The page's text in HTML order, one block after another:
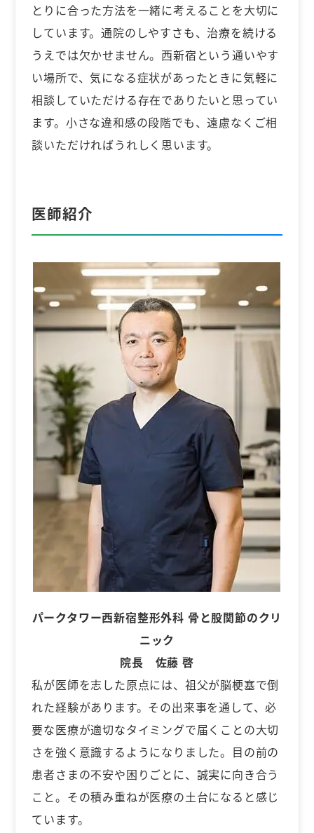
とりに合った方法を一緒に考えることを大切に
しています。通院のしやすさも、治療を続ける
うえでは欠かせません。西新宿という通いやす
い場所で、気になる症状があったときに気軽に
相談していただける存在でありたいと思ってい
ます。小さな違和感の段階でも、遠慮なくご相
談いただければうれしく思います。
医師紹介
パークタワー西新宿整形外科 骨と股関節のクリ
ニック
院長 佐藤 啓
私が医師を志した原点には、祖父が脳梗塞で倒
れた経験があります。その出来事を通して、必
要な医療が適切なタイミングで届くことの大切
さを強く意識するようになりました。目の前の
患者さまの不安や困りごとに、誠実に向き合う
こと。その積み重ねが医療の土台になると感じ
ています。